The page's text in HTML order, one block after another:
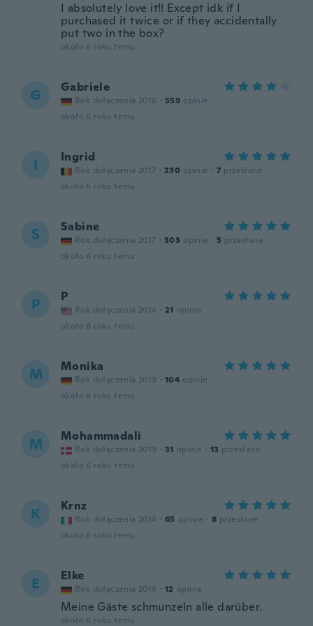
I absolutely love it!! Except idk if I
purchased it twice or if they accidentally
put two in the box?
około 6 roku temu
G Gabriele
Rok dołączenia 2016 · 559 opinie
około 6 roku temu
I Ingrid
Rok dołączenia 2017 · 230 opinie · 7 przesłane
około 6 roku temu
S Sabine
Rok dołączenia 2017 · 303 opinie · 5 przesłane
około 6 roku temu
P P
Rok dołączenia 2014 · 21 opinie
około 6 roku temu
M Monika
Rok dołączenia 2019 · 104 opinie
około 6 roku temu
M Mohammadali
Rok dołączenia 2019 · 31 opinie · 13 przesłane
około 6 roku temu
K Krnz
Rok dołączenia 2014 · 65 opinie · 8 przesłane
około 6 roku temu
E Elke
Rok dołączenia 2019 · 12 opinie
Meine Gäste schmunzeln alle darüber.
około 6 roku temu